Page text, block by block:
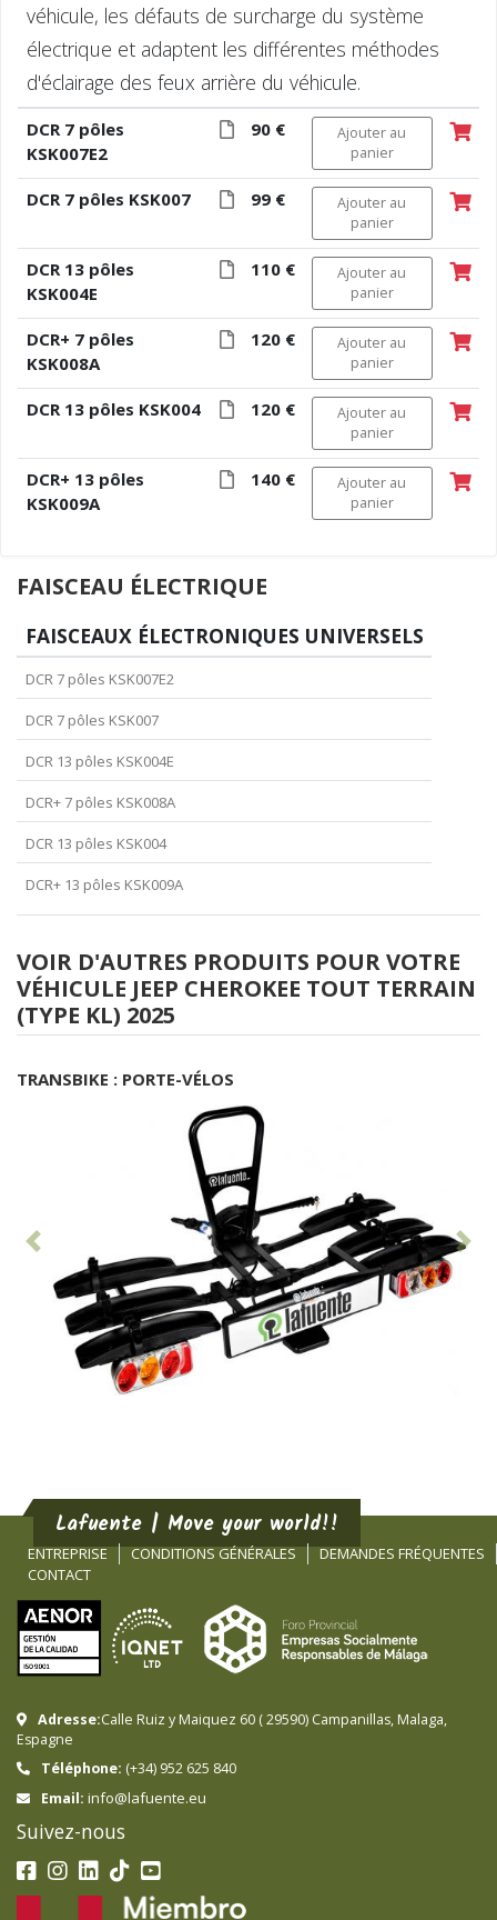
véhicule, les défauts de surcharge du système
électrique et adaptent les différentes méthodes
d'éclairage des feux arrière du véhicule.
DCR 7 pôles
KSK007E2
90 €
Ajouter au
panier
DCR 7 pôles KSK007 99 €
Ajouter au
panier
DCR 13 pôles
KSK004E
110 €
Ajouter au
panier
DCR+ 7 pôles
KSK008A
120 €
Ajouter au
panier
DCR 13 pôles KSK004 120 €
Ajouter au
panier
DCR+ 13 pôles
KSK009A
140 €
Ajouter au
panier
FAISCEAU ÉLECTRIQUE
FAISCEAUX ÉLECTRONIQUES UNIVERSELS
DCR 7 pôles KSK007E2
DCR 7 pôles KSK007
DCR 13 pôles KSK004E
DCR+ 7 pôles KSK008A
DCR 13 pôles KSK004
DCR+ 13 pôles KSK009A
VOIR D'AUTRES PRODUITS POUR VOTRE
VÉHICULE JEEP CHEROKEE TOUT TERRAIN
(TYPE KL) 2025
TRANSBIKE : PORTE-VÉLOS
Lafuente | Move your world!!
ENTREPRISE CONDITIONS GÉNÉRALES
DEMANDES FRÉQUENTES
CONTACT
Adresse:Calle Ruiz y Maiquez 60 (29590) Campanillas, Malaga,
Espagne
Téléphone: (+34) 952 625 840
Email: info@lafuente.eu
Suivez-nous